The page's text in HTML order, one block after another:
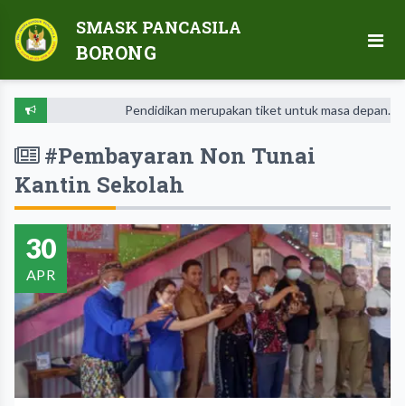
SMASK PANCASILA
BORONG
Pendidikan merupakan tiket untuk masa depan. Hari
#Pembayaran Non Tunai
Kantin Sekolah
30
APR